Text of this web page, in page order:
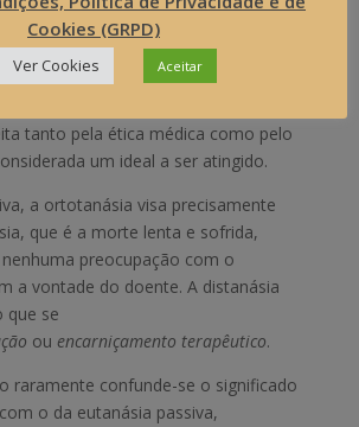
o médico não interfere no
da morte, nem para antecipá-lo nem
apenas os cuidados básicos ao
tanto pela ética médica como pelo
um ideal a ser atingido.
a ortotanásia visa precisamente
que é a morte lenta e sofrida,
preocupação com o
a vontade do doente. A distanásia
que se
ou encarniçamento terapêutico.
raramente confunde-se o significado
o da eutanásia passiva,
Cookies (GRPD)
Ver Cookies Aceitar